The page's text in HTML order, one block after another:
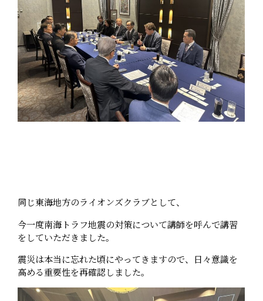
同じ東海地方のライオンズクラブとして、
今一度南海トラフ地震の対策について講師を呼んで講習
をしていただきました。
震災は本当に忘れた頃にやってきますので、日々意識を
高める重要性を再確認しました。